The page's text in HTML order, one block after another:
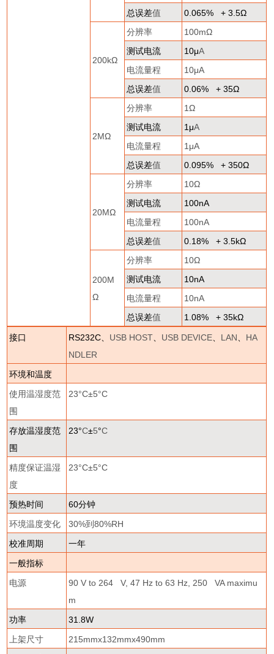
总误差值 0.065% + 3.5Ω
200kΩ
分辨率 100mΩ
测试电流
10μA
电流量程
10μA
总误差值 0.06% + 35Ω
2MΩ
分辨率 1Ω
测试电流
1μA
电流量程
1μA
总误差值 0.095% + 350Ω
20MΩ
分辨率 10Ω
测试电流
100nA
电流量程
100nA
总误差值 0.18% + 3.5kΩ
200M
Ω
分辨率 10Ω
测试电流
10nA
电流量程
10nA
总误差值 1.08% + 35kΩ
接口 RS232C、 USB HOST、 USB DEVICE、 LAN、 HA
NDLER
环境和温度
使用温湿度范
围
23°C±5°C
存放温湿度范
围
23°C±5°C
精度保证温湿
度
23°C±5°C
预热时间 60分钟
环境温度变化
30%到80%RH
校准周期
一年
一般指标
电源
90 V to 264 V, 47 Hz to 63 Hz, 250 VA maximu
m
功率
31.8W
上架尺寸
215mmx132mmx490mm